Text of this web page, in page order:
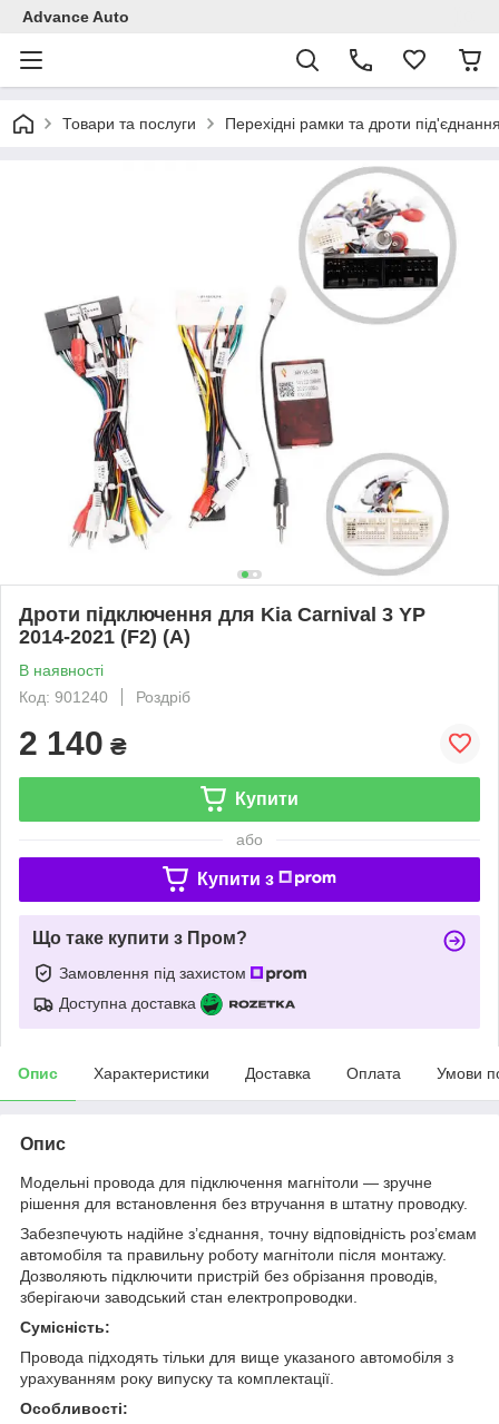
Advance Auto
Товари та послуги Перехідні рамки та дроти
Дроти підключення для Kia Carnival 3 YP
2014-2021 (F2) (A)
В наявності
Код: 901240
Роздріб
2 140 ₴
Купити
або
Купити з
Що таке купити з Пром?
Замовлення під захистом
Доступна доставка
Опис Характеристики Доставка Оплата Умови
Опис
Модельні провода для підключення магнітоли — зручне
рішення для встановлення без втручання в штатну проводку.
Забезпечують надійне з’єднання, точну відповідність роз’ємам
автомобіля та правильну роботу магнітоли після монтажу.
Дозволяють підключити пристрій без обрізання проводів,
зберігаючи заводський стан електропроводки.
Сумісність:
Провода підходять тільки для вище указаного автомобіля з
урахуванням року випуску та комплектації.
Особливості: